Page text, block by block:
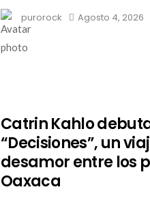
purorock Agosto 4, 2026
Catrin Kahlo
“Decisiones”, un
desamor entre los
Oaxaca